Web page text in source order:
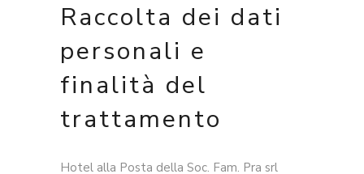
Raccolta dei dati
personali e
finalità del
trattamento
Hotel alla Posta della Soc. Fam. Pra srl